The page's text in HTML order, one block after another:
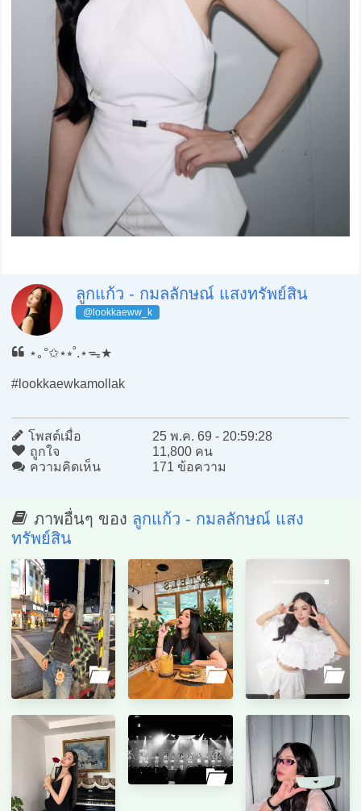
ลูกแก้ว - กมลลักษณ์ แสงทรัพย์สิน
@lookkaeww_k
⋆｡°✩⋆⭒˚.⋆ᯓ★
#lookkaewkamollak
โพสต์เมื่อ
25 พ.ค. 69 - 20:59:28
ถูกใจ
11,800 คน
ความคิดเห็น
171 ข้อความ
ภาพอื่นๆ ของ ลูกแก้ว - กมลลักษณ์ แสง
ทรัพย์สิน